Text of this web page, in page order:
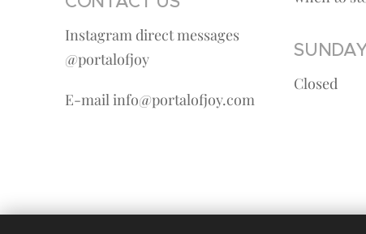
Instagram direct messages
@portalofjoy
E-mail info@portalofjoy.com
Closed